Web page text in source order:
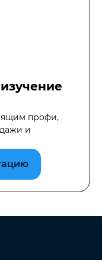
профи,
и